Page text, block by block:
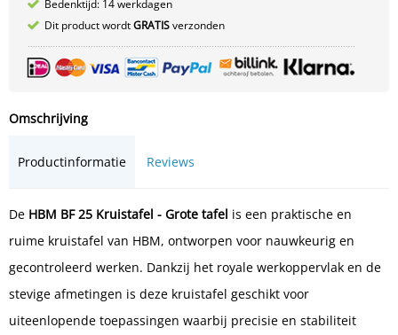
Bedenktijd: 14 werkdagen
Dit product wordtGRATISverzonden
Omschrijving
Productinformatie Reviews
De HBM BF 25 Kruistafel - Grote tafel is een praktische en
ruime kruistafel van HBM, ontworpen voor nauwkeurig en
gecontroleerd werken. Dankzij het royale werkoppervlak en de
stevige afmetingen is deze kruistafel geschikt voor
uiteenlopende toepassingen waarbij precisie en stabiliteit